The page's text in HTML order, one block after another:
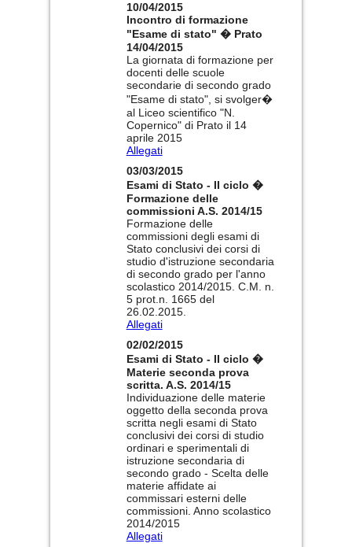
10/04/2015
Incontro di formazione
"Esame di stato" � Prato
14/04/2015
La giornata di formazione per
docenti delle scuole
secondarie di secondo grado
"Esame di stato", si svolger�
al Liceo scientifico "N.
Copernico" di Prato il 14
aprile 2015
Allegati
03/03/2015
Esami di Stato - II ciclo �
Formazione delle
commissioni A.S. 2014/15
Formazione delle
commissioni degli esami di
Stato conclusivi dei corsi di
studio d'istruzione secondaria
di secondo grado per l'anno
scolastico 2014/2015. C.M. n.
5 prot.n. 1665 del
26.02.2015.
Allegati
02/02/2015
Esami di Stato - II ciclo �
Materie seconda prova
scritta. A.S. 2014/15
Individuazione delle materie
oggetto della seconda prova
scritta negli esami di Stato
conclusivi dei corsi di studio
ordinari e sperimentali di
istruzione secondaria di
secondo grado - Scelta delle
materie affidate ai
commissari esterni delle
commissioni. Anno scolastico
2014/2015
Allegati